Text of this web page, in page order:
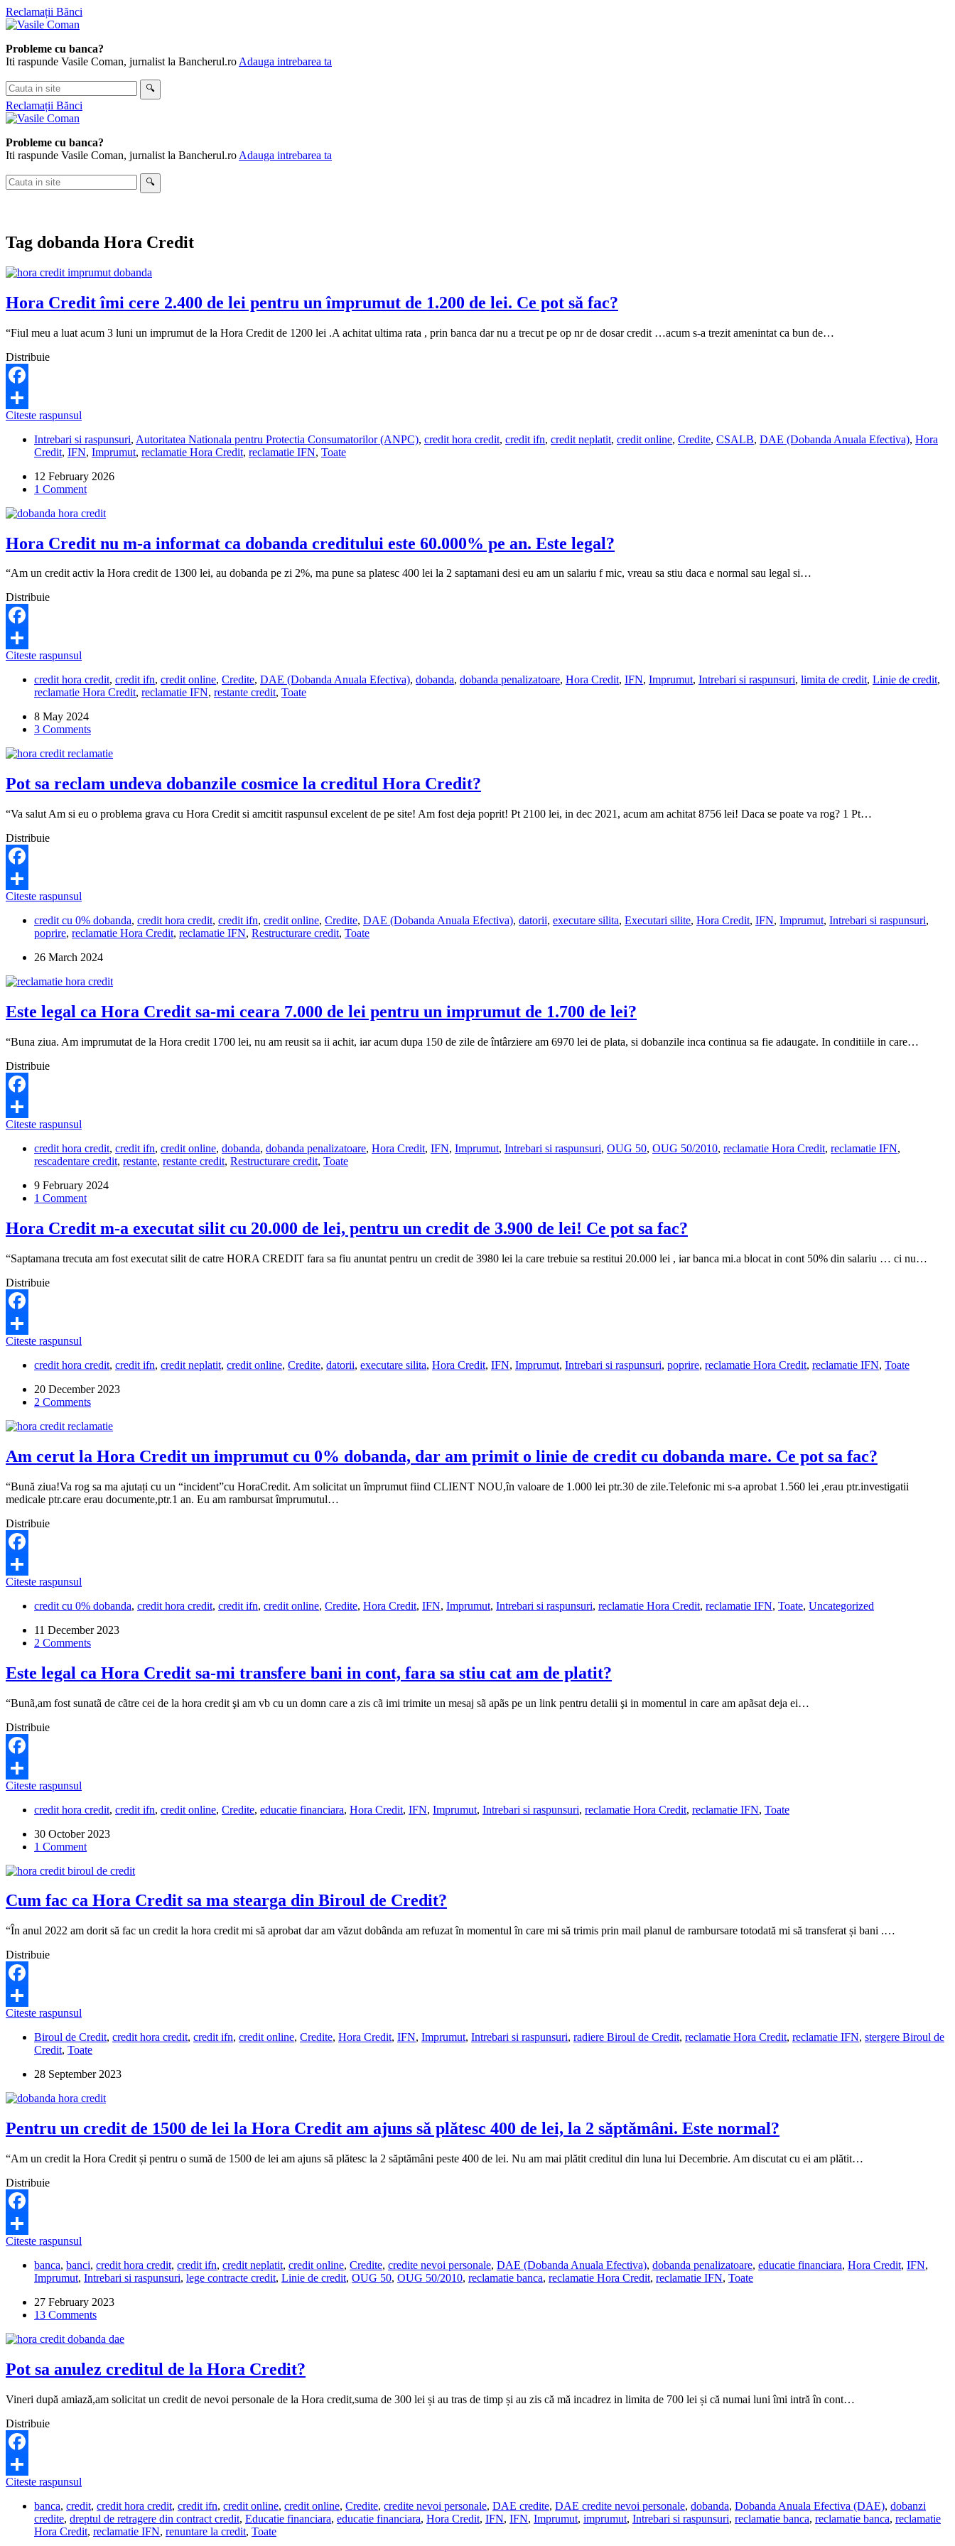
Skip
to
Reclamații Bănci
Probleme cu banca?
Iti raspunde Vasile Coman, jurnalist la Bancherul.ro Adauga intrebarea ta
Cauta
in
site
🔍
Reclamații Bănci
Probleme cu banca?
Iti raspunde Vasile Coman, jurnalist la Bancherul.ro Adauga intrebarea ta
Cauta
in
🔍
Tag dobanda Hora Credit
Hora Credit îmi cere 2.400 de lei pentru un împrumut de 1.200 de lei. Ce pot să fac?
“Fiul meu a luat acum 3 luni un imprumut de la Hora Credit de 1200 lei .A achitat ultima rata , prin banca dar nu a trecut pe op nr de dosar credit …acum s-a trezit amenintat ca bun de…
Distribuie
Facebook
Share
Citeste raspunsul
îmi
cere
de
lei
un
de
1.200
de
lei.
Intrebari si raspunsuri, Autoritatea Nationala pentru Protectia Consumatorilor (ANPC), credit hora credit, credit ifn, credit neplatit, credit online, Credite, CSALB, DAE (Dobanda Anuala Efectiva), Hora
Credit, IFN, Imprumut, reclamatie Hora Credit, reclamatie IFN, Toate
12 February 2026
1 Comment
Hora Credit nu m-a informat ca dobanda creditului este 60.000% pe an. Este legal?
“Am un credit activ la Hora credit de 1300 lei, au dobanda pe zi 2%, ma pune sa platesc 400 lei la 2 saptamani desi eu am un salariu f mic, vreau sa stiu daca e normal sau legal si…
Distribuie
Facebook
Share
Citeste raspunsul
nu
m-
informat
ca
creditului
60.000%
pe
Este
credit hora credit, credit ifn, credit online, Credite, DAE (Dobanda Anuala Efectiva), dobanda, dobanda penalizatoare, Hora Credit, IFN, Imprumut, Intrebari si raspunsuri, limita de credit, Linie de credit,
reclamatie Hora Credit, reclamatie IFN, restante credit, Toate
8 May 2024
3 Comments
Pot sa reclam undeva dobanzile cosmice la creditul Hora Credit?
“Va salut Am si eu o problema grava cu Hora Credit si amcitit raspunsul excelent de pe site! Am fost deja poprit! Pt 2100 lei, in dec 2021, acum am achitat 8756 lei! Daca se poate va rog? 1 Pt…
Distribuie
Facebook
Share
Citeste raspunsul
reclam
undeva
cosmice
creditul
Credit?
credit cu 0% dobanda, credit hora credit, credit ifn, credit online, Credite, DAE (Dobanda Anuala Efectiva), datorii, executare silita, Executari silite, Hora Credit, IFN, Imprumut, Intrebari si raspunsuri,
poprire, reclamatie Hora Credit, reclamatie IFN, Restructurare credit, Toate
26 March 2024
Este legal ca Hora Credit sa-mi ceara 7.000 de lei pentru un imprumut de 1.700 de lei?
“Buna ziua. Am imprumutat de la Hora credit 1700 lei, nu am reusit sa ii achit, iar acum dupa 150 de zile de întârziere am 6970 lei de plata, si dobanzile inca continua sa fie adaugate. In conditiile in care…
Distribuie
Facebook
Share
Citeste raspunsul
ca
Hora
sa-
mi
7.000
de
pentru
credit hora credit, credit ifn, credit online, dobanda, dobanda penalizatoare, Hora Credit, IFN, Imprumut, Intrebari si raspunsuri, OUG 50, OUG 50/2010, reclamatie Hora Credit, reclamatie IFN,
rescadentare credit, restante, restante credit, Restructurare credit, Toate
9 February 2024
1 Comment
Hora Credit m-a executat silit cu 20.000 de lei, pentru un credit de 3.900 de lei! Ce pot sa fac?
“Saptamana trecuta am fost executat silit de catre HORA CREDIT fara sa fiu anuntat pentru un credit de 3980 lei la care trebuie sa restitui 20.000 lei , iar banca mi.a blocat in cont 50% din salariu … ci nu…
Distribuie
Facebook
Share
Citeste raspunsul
m-
executat
silit
20.000
lei,
pentru
credit
de
sa
credit hora credit, credit ifn, credit neplatit, credit online, Credite, datorii, executare silita, Hora Credit, IFN, Imprumut, Intrebari si raspunsuri, poprire, reclamatie Hora Credit, reclamatie IFN, Toate
20 December 2023
2 Comments
Am cerut la Hora Credit un imprumut cu 0% dobanda, dar am primit o linie de credit cu dobanda mare. Ce pot sa fac?
“Bună ziua!Va rog sa ma ajutați cu un “incident”cu HoraCredit. Am solicitat un împrumut fiind CLIENT NOU,în valoare de 1.000 lei ptr.30 de zile.Telefonic mi s-a aprobat 1.560 lei ,erau ptr.investigatii
medicale ptr.care erau documente,ptr.1 an. Eu am rambursat împrumutul…
Distribuie
Facebook
Share
Citeste raspunsul
la
Credit
un
cu
0%
dar
dobanda
Ce
pot
fac?
credit cu 0% dobanda, credit hora credit, credit ifn, credit online, Credite, Hora Credit, IFN, Imprumut, Intrebari si raspunsuri, reclamatie Hora Credit, reclamatie IFN, Toate, Uncategorized
11 December 2023
2 Comments
Este legal ca Hora Credit sa-mi transfere bani in cont, fara sa stiu cat am de platit?
“Bunã,am fost sunatã de cãtre cei de la hora credit şi am vb cu un domn care a zis cã imi trimite un mesaj sã apãs pe un link pentru detalii şi in momentul in care am apãsat deja ei…
Distribuie
Facebook
Share
Citeste raspunsul
ca
Credit
sa-
transfere
in
cont,
fara
sa
credit hora credit, credit ifn, credit online, Credite, educatie financiara, Hora Credit, IFN, Imprumut, Intrebari si raspunsuri, reclamatie Hora Credit, reclamatie IFN, Toate
30 October 2023
1 Comment
Cum fac ca Hora Credit sa ma stearga din Biroul de Credit?
“În anul 2022 am dorit să fac un credit la hora credit mi să aprobat dar am văzut dobânda am refuzat în momentul în care mi să trimis prin mail planul de rambursare totodată mi să transferat și bani .…
Distribuie
Facebook
Share
Citeste raspunsul
ca
Hora
sa
stearga
Biroul
de
Credit?
Biroul de Credit, credit hora credit, credit ifn, credit online, Credite, Hora Credit, IFN, Imprumut, Intrebari si raspunsuri, radiere Biroul de Credit, reclamatie Hora Credit, reclamatie IFN, stergere Biroul de
Credit, Toate
28 September 2023
Pentru un credit de 1500 de lei la Hora Credit am ajuns să plătesc 400 de lei, la 2 săptămâni. Este normal?
“Am un credit la Hora Credit și pentru o sumă de 1500 de lei am ajuns să plătesc la 2 săptămâni peste 400 de lei. Nu am mai plătit creditul din luna lui Decembrie. Am discutat cu ei am plătit…
Distribuie
Facebook
Share
Citeste raspunsul
credit
de
de
lei
Hora
am
ajuns
să
plătesc
săptămâni.
normal?
banca, banci, credit hora credit, credit ifn, credit neplatit, credit online, Credite, credite nevoi personale, DAE (Dobanda Anuala Efectiva), dobanda penalizatoare, educatie financiara, Hora Credit, IFN,
Imprumut, Intrebari si raspunsuri, lege contracte credit, Linie de credit, OUG 50, OUG 50/2010, reclamatie banca, reclamatie Hora Credit, reclamatie IFN, Toate
27 February 2023
13 Comments
Pot sa anulez creditul de la Hora Credit?
Vineri după amiază,am solicitat un credit de nevoi personale de la Hora credit,suma de 300 lei și au tras de timp și au zis că mă incadrez in limita de 700 lei și că numai luni îmi intră în cont…
Distribuie
Facebook
Share
Citeste raspunsul
anulez
creditul
de
banca, credit, credit hora credit, credit ifn, credit online, credit online, Credite, credite nevoi personale, DAE credite, DAE credite nevoi personale, dobanda, Dobanda Anuala Efectiva (DAE), dobanzi
credite, dreptul de retragere din contract credit, Educatie financiara, educatie financiara, Hora Credit, IFN, IFN, Imprumut, imprumut, Intrebari si raspunsuri, reclamatie banca, reclamatie banca, reclamatie
Hora Credit, reclamatie IFN, renuntare la credit, Toate